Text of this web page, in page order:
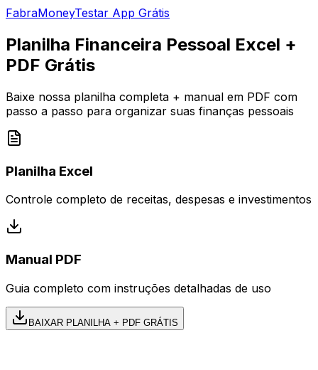
FabraMoneyTestar App Grátis
Planilha Financeira Pessoal Excel +
PDF Grátis
Baixe nossa planilha completa + manual em PDF com
passo a passo para organizar suas finanças pessoais
Planilha Excel
Controle completo de receitas, despesas e investimentos
Manual PDF
Guia completo com instruções detalhadas de uso
BAIXAR PLANILHA + PDF GRÁTIS